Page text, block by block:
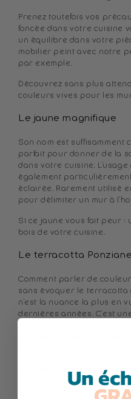
Prenez toutefois vos
foncée dans votre cuisine
un équilibre dans votre
mobilier peint avec notre
par exemple.
Découvrez sans plus
couleurs vives pour les
Le jaune magnifique
Son nom est suffisamment
parfait pour donner de la
dans votre cuisine.
également
éclairée. Rarement utilisé
pour délimiter un mur à
Si ce jaune vous fait peur
bois de votre cuisine.
Le terracotta Ponziane
Comment parler de
sans évoquer le terracotta
n'est la nuance la plus en
dernières années. C'est
Pour rendre hommage à
pan de mur et associez-le
Un